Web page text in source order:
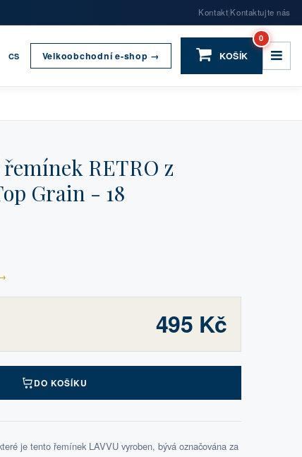
Kontakt|Kontaktujte nás
CS Velkoobchodní e-shop → KOŠÍK
0
RETRO z
Grain - 18
495 Kč
DO KOŠÍKU
je tento řemínek LAVVU vyroben, bývá označována za